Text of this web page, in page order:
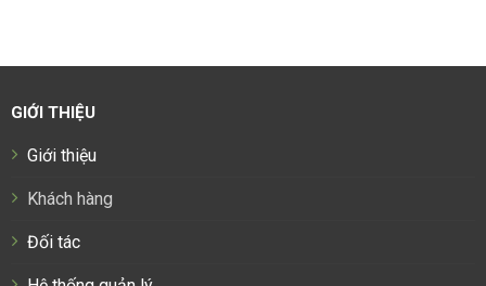
GIỚI THIỆU
Giới thiệu
Khách hàng
Đối tác